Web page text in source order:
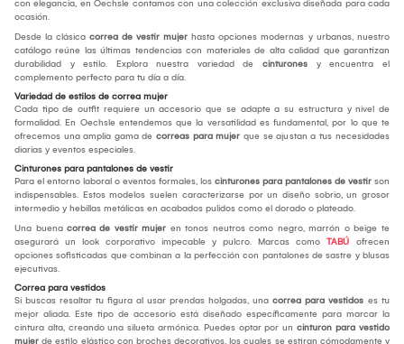
con elegancia, en Oechsle contamos con una colección exclusiva diseñada para cada
ocasión.
Desde la clásica correa de vestir mujer hasta opciones modernas y urbanas, nuestro
catálogo reúne las últimas tendencias con materiales de alta calidad que garantizan
durabilidad y estilo. Explora nuestra variedad de cinturones y encuentra el
complemento perfecto para tu día a día.
Variedad de estilos de correa mujer
Cada tipo de outfit requiere un accesorio que se adapte a su estructura y nivel de
formalidad. En Oechsle entendemos que la versatilidad es fundamental, por lo que te
ofrecemos una amplia gama de correas para mujer que se ajustan a tus necesidades
diarias y eventos especiales.
Cinturones para pantalones de vestir
Para el entorno laboral o eventos formales, los cinturones para pantalones de vestir son
indispensables. Estos modelos suelen caracterizarse por un diseño sobrio, un grosor
intermedio y hebillas metálicas en acabados pulidos como el dorado o plateado.
Una buena correa de vestir mujer en tonos neutros como negro, marrón o beige te
asegurará un look corporativo impecable y pulcro. Marcas como TABÚ ofrecen
opciones sofisticadas que combinan a la perfección con pantalones de sastre y blusas
ejecutivas.
Correa para vestidos
Si buscas resaltar tu figura al usar prendas holgadas, una correa para vestidos es tu
mejor aliada. Este tipo de accesorio está diseñado específicamente para marcar la
cintura alta, creando una silueta armónica. Puedes optar por un cinturon para vestido
mujer de estilo elástico con broches decorativos, los cuales se estiran cómodamente y